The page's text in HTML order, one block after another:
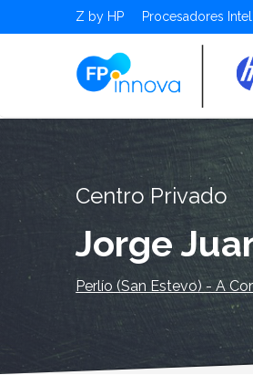
Z by HP Procesadores Intel
Centro Privado
Jorge
Perlío (San Estevo) - A